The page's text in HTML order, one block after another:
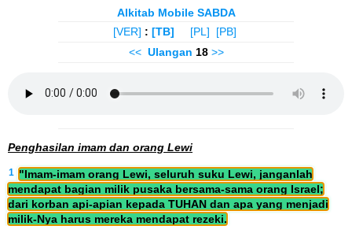
Alkitab Mobile SABDA
[VER] : [TB] [PL]
[PB]
<< Ulangan 18 >>
Penghasilan imam dan orang Lewi
1
"Imam-imam orang Lewi, seluruh suku Lewi, janganlah
mendapat bagian milik pusaka bersama-sama orang Israel;
dari korban api-apian kepada TUHAN dan apa yang menjadi
milik-Nya harus mereka mendapat rezeki.